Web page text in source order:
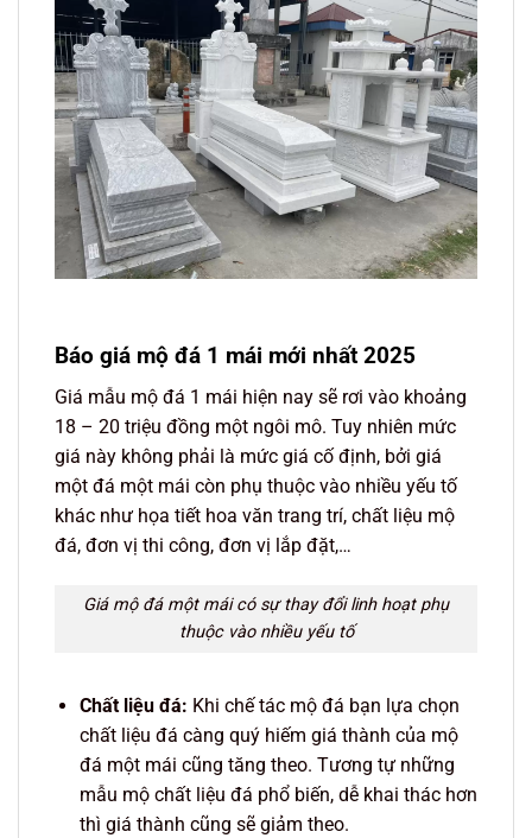
Báo giá mộ đá 1 mái mới nhất 2025
Giá mẫu mộ đá 1 mái hiện nay sẽ rơi vào khoảng
18 – 20 triệu đồng một ngôi mô. Tuy nhiên mức
giá này không phải là mức giá cố định, bởi giá
một đá một mái còn phụ thuộc vào nhiều yếu tố
khác như họa tiết hoa văn trang trí, chất liệu mộ
đá, đơn vị thi công, đơn vị lắp đặt,…
Giá mộ đá một mái có sự thay đổi linh hoạt phụ
thuộc vào nhiều yếu tố
Chất liệu đá: Khi chế tác mộ đá bạn lựa chọn
chất liệu đá càng quý hiếm giá thành của mộ
đá một mái cũng tăng theo. Tương tự những
mẫu mộ chất liệu đá phổ biến, dễ khai thác hơn
thì giá thành cũng sẽ giảm theo.